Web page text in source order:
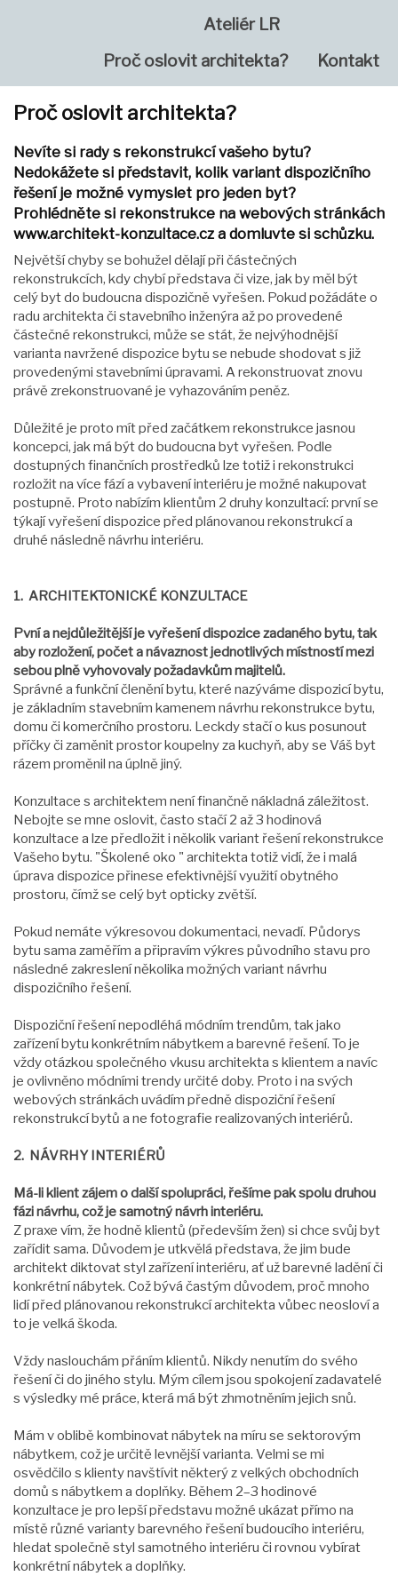
Ateliér LR
Proč oslovit architekta?
Kontakt
Proč oslovit architekta?
Nevíte si rady s rekonstrukcí vašeho bytu?
Nedokážete si představit, kolik variant dispozičního
řešení je možné vymyslet pro jeden byt?
Prohlédněte si rekonstrukce na webových stránkách
www.architekt-konzultace.cz a domluvte si schůzku.
Největší chyby se bohužel dělají při částečných
rekonstrukcích, kdy chybí představa či vize, jak by měl být
celý byt do budoucna dispozičně vyřešen. Pokud požádáte o
radu architekta či stavebního inženýra až po provedené
částečné rekonstrukci, může se stát, že nejvýhodnější
varianta navržené dispozice bytu se nebude shodovat s již
provedenými stavebními úpravami. A rekonstruovat znovu
právě zrekonstruované je vyhazováním peněz.
Důležité je proto mít před začátkem rekonstrukce jasnou
koncepci, jak má být do budoucna byt vyřešen. Podle
dostupných finančních prostředků lze totiž i rekonstrukci
rozložit na více fází a vybavení interiéru je možné nakupovat
postupně. Proto nabízím klientům 2 druhy konzultací: první se
týkají vyřešení dispozice před plánovanou rekonstrukcí a
druhé následně návrhu interiéru.
1. ARCHITEKTONICKÉ KONZULTACE
Pvní a nejdůležitější je vyřešení dispozice zadaného bytu, tak
aby rozložení, počet a návaznost jednotlivých místností mezi
sebou plně vyhovovaly požadavkům majitelů.
Správné a funkční členění bytu, které nazýváme dispozicí bytu,
je základním stavebním kamenem návrhu rekonstrukce bytu,
domu či komerčního prostoru. Leckdy stačí o kus posunout
příčky či zaměnit prostor koupelny za kuchyň, aby se Váš byt
rázem proměnil na úplně jiný.
Konzultace s architektem není finančně nákladná záležitost.
Nebojte se mne oslovit, často stačí 2 až 3 hodinová
konzultace a lze předložit i několik variant řešení rekonstrukce
Vašeho bytu. "Školené oko " architekta totiž vidí, že i malá
úprava dispozice přinese efektivnější využití obytného
prostoru, čímž se celý byt opticky zvětší.
Pokud nemáte výkresovou dokumentaci, nevadí. Půdorys
bytu sama zaměřím a připravím výkres původního stavu pro
následné zakreslení několika možných variant návrhu
dispozičního řešení.
Dispoziční řešení nepodléhá módním trendům, tak jako
zařízení bytu konkrétním nábytkem a barevné řešení. To je
vždy otázkou společného vkusu architekta s klientem a navíc
je ovlivněno módními trendy určité doby. Proto i na svých
webových stránkách uvádím předně dispoziční řešení
rekonstrukcí bytů a ne fotografie realizovaných interiérů.
2. NÁVRHY INTERIÉRŮ
Má-li klient zájem o další spolupráci, řešíme pak spolu druhou
fázi návrhu, což je samotný návrh interiéru.
Z praxe vím, že hodně klientů (především žen) si chce svůj byt
zařídit sama. Důvodem je utkvělá představa, že jim bude
architekt diktovat styl zařízení interiéru, ať už barevné ladění či
konkrétní nábytek. Což bývá častým důvodem, proč mnoho
lidí před plánovanou rekonstrukcí architekta vůbec neosloví a
to je velká škoda.
Vždy naslouchám přáním klientů. Nikdy nenutím do svého
řešení či do jiného stylu. Mým cílem jsou spokojení zadavatelé
s výsledky mé práce, která má být zhmotněním jejich snů.
Mám v oblibě kombinovat nábytek na míru se sektorovým
nábytkem, což je určitě levnější varianta. Velmi se mi
osvědčilo s klienty navštívit některý z velkých obchodních
domů s nábytkem a doplňky. Během 2–3 hodinové
konzultace je pro lepší představu možné ukázat přímo na
místě různé varianty barevného řešení budoucího interiéru,
hledat společně styl samotného interiéru či rovnou vybírat
konkrétní nábytek a doplňky.